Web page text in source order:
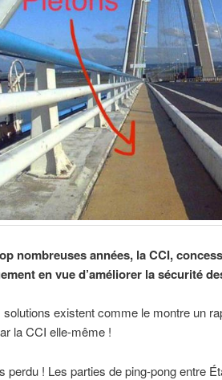
nombreuses années, la CCI,
en vue d’améliorer la sécurité
existent comme le montre un
la CCI elle-même !
perdu ! Les parties de ping-pong entre